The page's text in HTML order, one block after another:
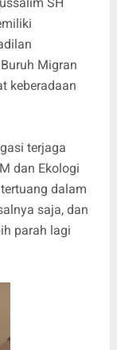
Migran
keberadaan
terjaga
dan Ekologi
dalam
saja, dan
parah lagi